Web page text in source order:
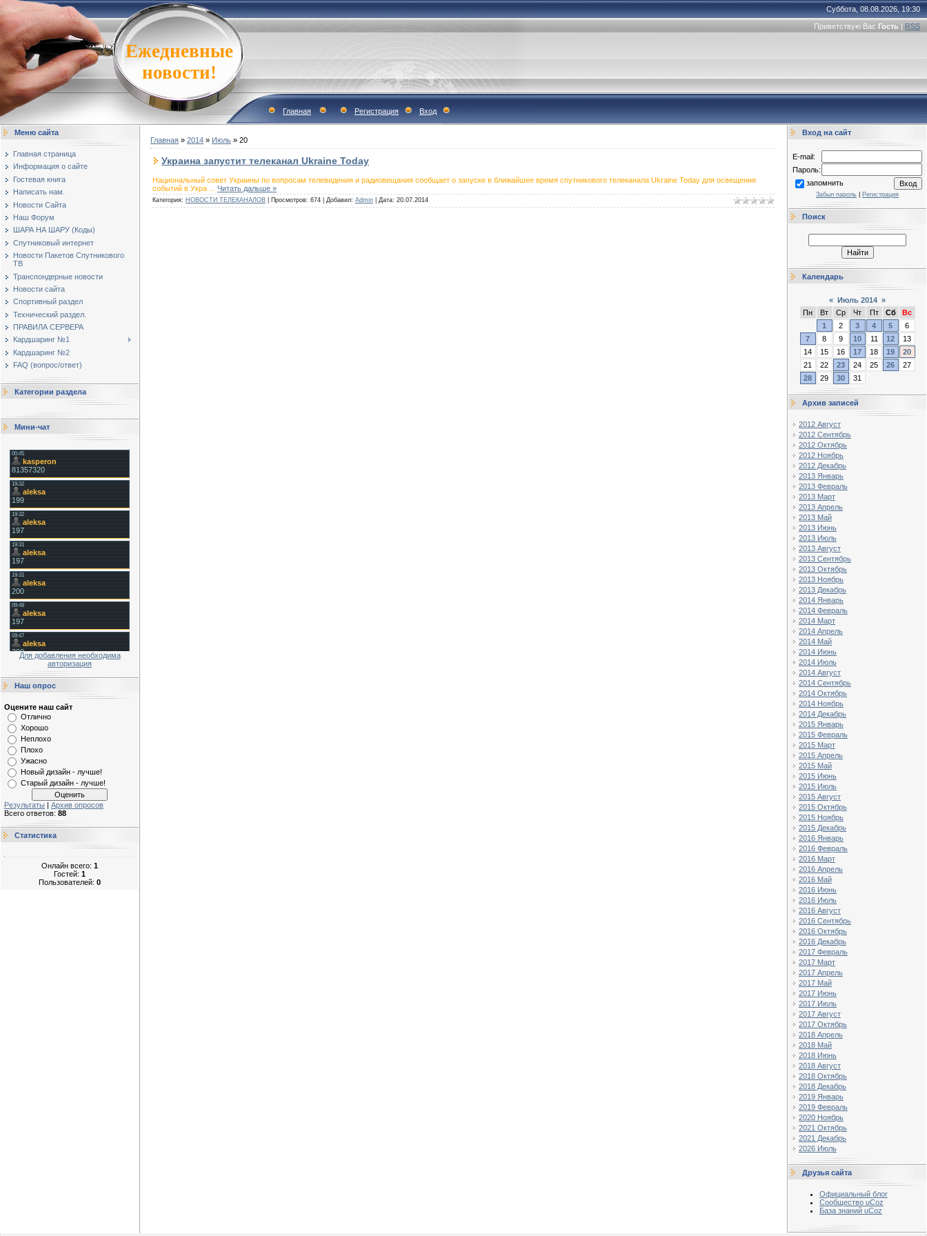
Ежедневные
новости!
Суббота, 08.08.2026, 19:30
Приветствую Вас Гость | RSS
Главная Регистрация Вход
Меню сайта
Главная страница
Информация о сайте
Гостевая книга
Написать нам.
Новости Сайта
Наш Форум
ШАРА НА ШАРУ (Коды)
Спутниковый интернет
Новости Пакетов Спутникового
ТВ
Транспондерные новости
Новости сайта
Спортивный раздел
Технический раздел.
ПРАВИЛА СЕРВЕРА
Кардшаринг №1
Кардшаринг №2
FAQ (вопрос/ответ)
Категории раздела
Мини-чат
Для добавления необходима
авторизация
Наш опрос
Оцените наш сайт
Отлично
Хорошо
Неплохо
Плохо
Ужасно
Новый дизайн - лучше!
Старый дизайн - лучше!
Результаты | Архив опросов
Всего ответов: 88
Статистика
Онлайн всего: 1
Гостей: 1
Пользователей: 0
Главная » 2014 » Июль » 20
Украина запустит телеканал Ukraine Today
Национальный совет Украины по вопросам телевидения и радиовещания сообщает о запуске в ближайшее время спутникового телеканала Ukraine Today для освещения
событий в Укра
Читать дальше »
Категория: НОВОСТИ ТЕЛЕКАНАЛОВ Просмотров: 674 Добавил: Admin Дата: 20.07.2014
Вход на сайт
E-mail:
Пароль:
запомнить
Забыл пароль Регистрация
Поиск
Календарь
« Июль 2014 »
Пн
Вт Ср Чт Пт Сб
Вс
1
2 3 4 5
6
7
8 9 10 11 12
13
14
15 16 17 18 19
20
21
22 23 24 25 26
27
28
29 30 31
Архив записей
2012 Август
2012 Сентябрь
2012 Октябрь
2012 Ноябрь
2012 Декабрь
2013 Январь
2013 Февраль
2013 Март
2013 Апрель
2013 Май
2013 Июнь
2013 Июль
2013 Август
2013 Сентябрь
2013 Октябрь
2013 Ноябрь
2013 Декабрь
2014 Январь
2014 Февраль
2014 Март
2014 Апрель
2014 Май
2014 Июнь
2014 Июль
2014 Август
2014 Сентябрь
2014 Октябрь
2014 Ноябрь
2014 Декабрь
2015 Январь
2015 Февраль
2015 Март
2015 Апрель
2015 Май
2015 Июнь
2015 Июль
2015 Август
2015 Октябрь
2015 Ноябрь
2015 Декабрь
2016 Январь
2016 Февраль
2016 Март
2016 Апрель
2016 Май
2016 Июнь
2016 Июль
2016 Август
2016 Сентябрь
2016 Октябрь
2016 Декабрь
2017 Февраль
2017 Март
2017 Апрель
2017 Май
2017 Июнь
2017 Июль
2017 Август
2017 Октябрь
2018 Апрель
2018 Май
2018 Июнь
2018 Август
2018 Октябрь
2018 Декабрь
2019 Январь
2019 Февраль
2020 Ноябрь
2021 Октябрь
2021 Декабрь
2026 Июль
Друзья сайта
Официальный блог
Сообщество uCoz
База знаний uCoz